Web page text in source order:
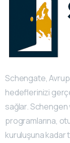
Schengate,
hedeflerinizi
sağlar.
programlarına,
kuruluşuna kadar